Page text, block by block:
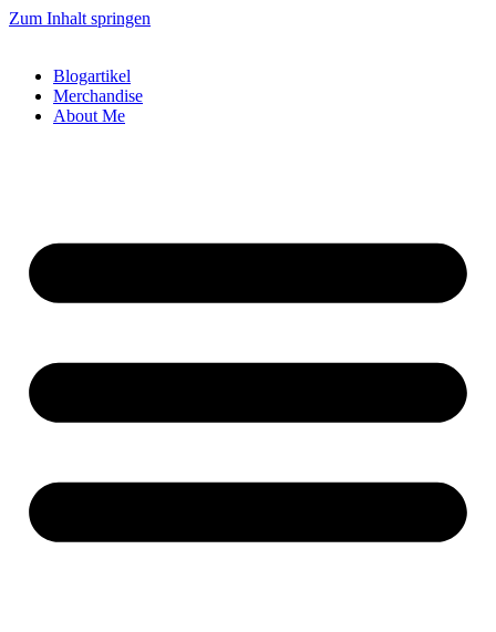
Zum Inhalt springen
Blogartikel
Merchandise
About Me